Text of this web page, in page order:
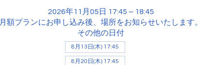
2026年11月05日 17:45 – 18:45
月額プランにお申し込み後、場所をお知らせいたします。
その他の日付
8月13日(木) 17:45
8月20日(木) 17:45